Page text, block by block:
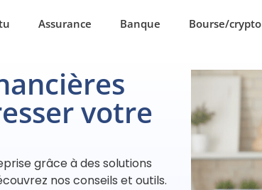
Assurance Banque Bourse/crypto
votre
grâce à des solutions
nos conseils et outils.